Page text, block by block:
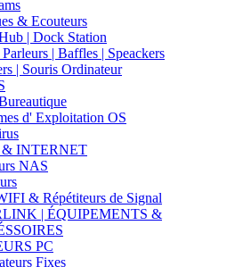
& Ecouteurs
| Dock Station
| Baffles | Speackers
| Souris Ordinateur
d' Exploitation OS
INTERNET
NAS
& Répétiteurs de Signal
| ÉQUIPEMENTS &
PC
Fixes